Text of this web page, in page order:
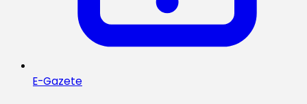
E-Gazete